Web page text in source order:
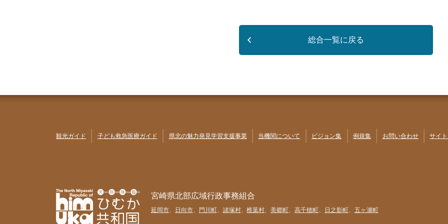
総合一覧に戻る
観光ガイド 子ども救急医療ガイド 県北の魅力発見学習支援事業 当機関について ビジョン集 例規集 お問い合わせ サイ
宮崎県北部広域行政事務組合
延岡市、 日向市、 門川町、 諸塚村、椎葉村 、美郷町 、高千穂町 日之影町、 五ヶ瀬町